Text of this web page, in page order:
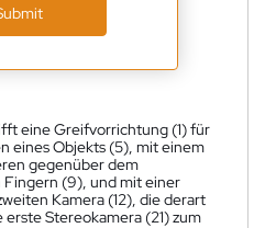
eine Greifvorrichtung (1) für
eines Objekts (5), mit einem
gegenüber dem
(9), und mit einer
Kamera (12), die derart
Stereokamera (21) zum